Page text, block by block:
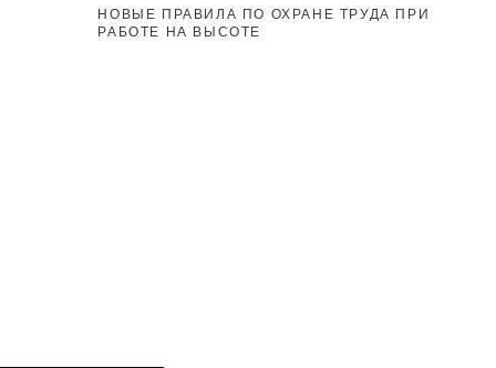
НОВЫЕ ПРАВИЛА ПО ОХРАНЕ ТРУДА ПРИ
РАБОТЕ НА ВЫСОТЕ